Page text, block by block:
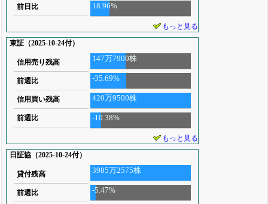
前日比 18.96%
もっと見る
東証（2025-10-24付）
信用売り残高 147万7900株
前週比 -35.69%
信用買い残高 420万9500株
前週比 -10.38%
もっと見る
日証協（2025-10-24付）
貸付残高 3985万2575株
前週比 -5.47%